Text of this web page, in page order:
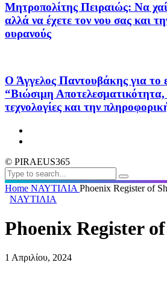
Μητροπολίτης Πειραιώς: Να
αλλά να έχετε τον νου σας και
ουρανούς
Ο Άγγελος Παντουβάκης για το
“Βιώσιμη Αποτελεσματικότητα,
τεχνολογίες και την
© PIRAEUS365
Home ΝΑΥΤΙΛΙΑ Phoenix Register of
ΝΑΥΤΙΛΙΑ
Phoenix Register
1 Απριλίου, 2024